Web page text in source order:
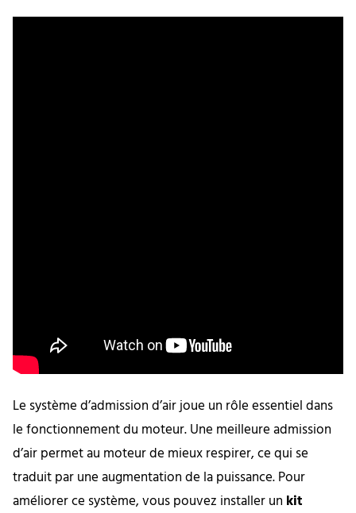
Le système d’admission d’air joue un rôle essentiel dans
le fonctionnement du moteur. Une meilleure admission
d’air permet au moteur de mieux respirer, ce qui se
traduit par une augmentation de la puissance. Pour
améliorer ce système, vous pouvez installer un kit